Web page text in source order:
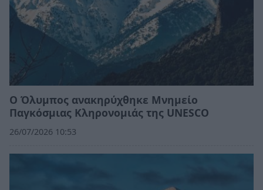
Ο Όλυμπος ανακηρύχθηκε Μνημείο
Παγκόσμιας Κληρονομιάς της UNESCO
26/07/2026 10:53